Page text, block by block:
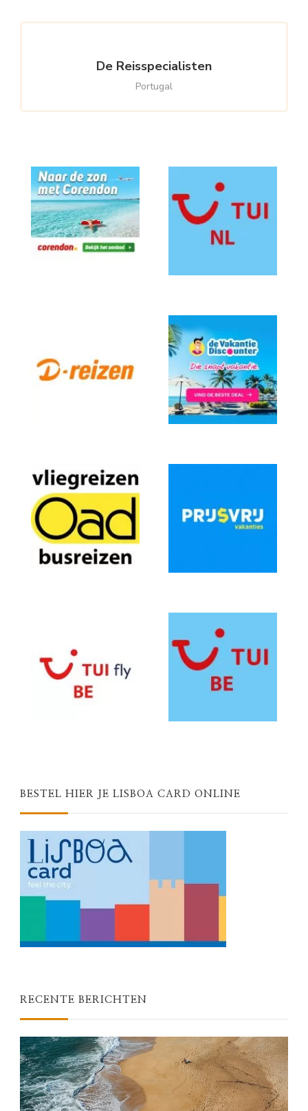
De Reisspecialisten
Portugal
BESTEL HIER JE LISBOA CARD ONLINE
RECENTE BERICHTEN